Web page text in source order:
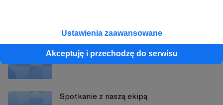
Ustawienia zaawansowane
Akceptuję i przechodzę do serwisu
Garść dobrych wieści
Spotkanie z naszą ekipą